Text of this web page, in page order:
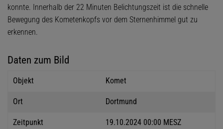
konnte. Innerhalb der 22 Minuten Belichtungszeit ist die schnelle
Bewegung des Kometenkopfs vor dem Sternenhimmel gut zu
erkennen.
Daten zum Bild
Objekt Komet
Ort Dortmund
Zeitpunkt 19.10.2024 00:00 MESZ